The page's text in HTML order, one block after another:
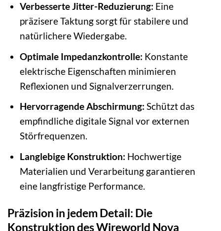
Verbesserte Jitter-Reduzierung: Eine
präzisere Taktung sorgt für stabilere und
natürlichere Wiedergabe.
Optimale Impedanzkontrolle: Konstante
elektrische Eigenschaften minimieren
Reflexionen und Signalverzerrungen.
Hervorragende Abschirmung: Schützt das
empfindliche digitale Signal vor externen
Störfrequenzen.
Langlebige Konstruktion: Hochwertige
Materialien und Verarbeitung garantieren
eine langfristige Performance.
Präzision in jedem Detail: Die
Konstruktion des Wireworld Nova